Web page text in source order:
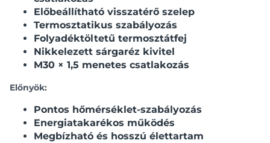
Előbeállítható visszatérő szelep
Termosztatikus szabályozás
Folyadéktöltetű termosztátfej
Nikkelezett sárgaréz kivitel
M30 × 1,5 menetes csatlakozás
Előnyök:
Pontos hőmérséklet-szabályozás
Energiatakarékos működés
Megbízható és hosszú élettartam